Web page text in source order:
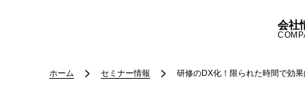
会社
ホーム セミナー情報 研修のDX化！限られた時間で効